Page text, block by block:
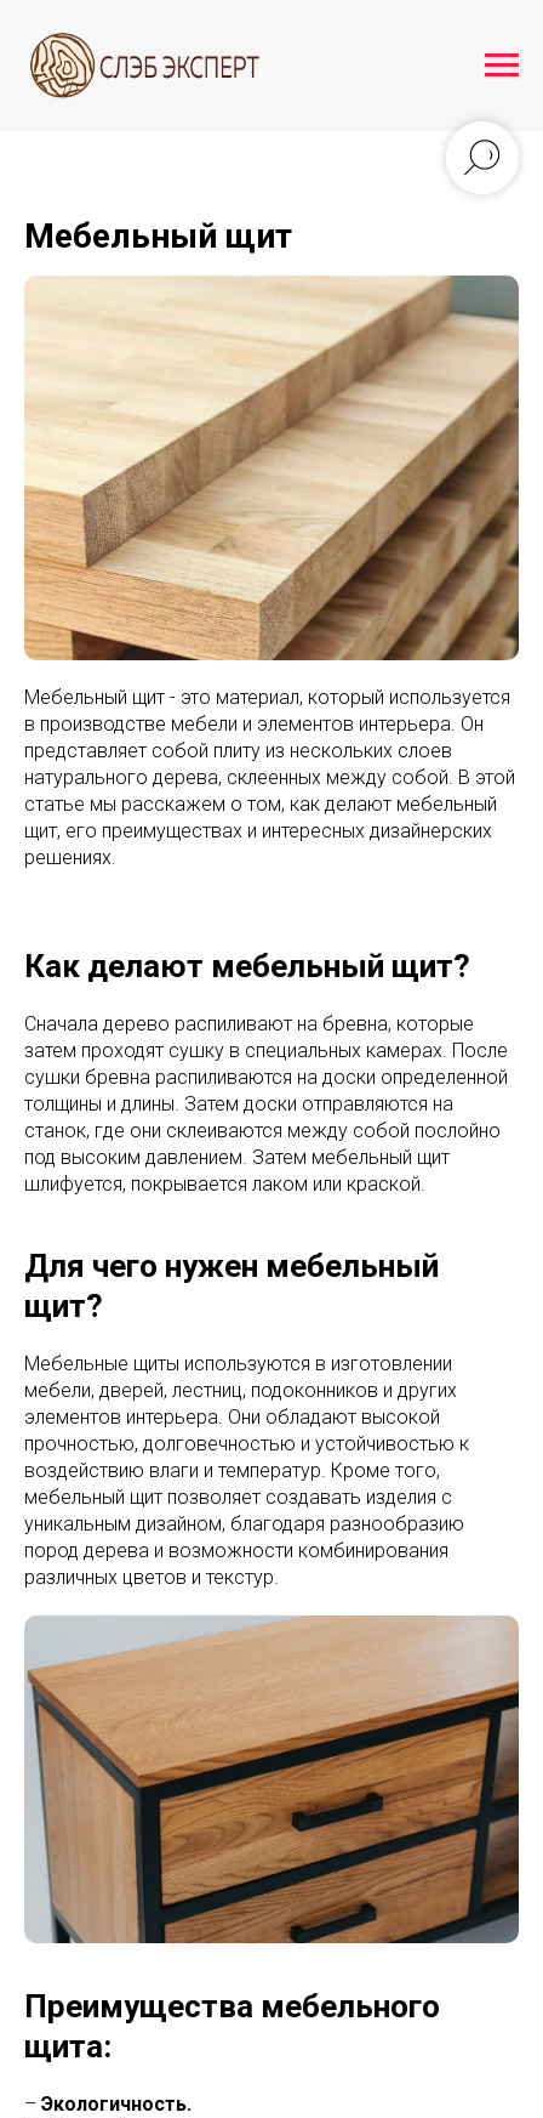
Мебельный щит
Мебельный щит - это материал, который используется
в производстве мебели и элементов интерьера. Он
представляет собой плиту из нескольких слоев
натурального дерева, склеенных между собой. В этой
статье мы расскажем о том, как делают мебельный
щит, его преимуществах и интересных дизайнерских
решениях.
Как делают мебельный щит?
Сначала дерево распиливают на бревна, которые
затем проходят сушку в специальных камерах. После
сушки бревна распиливаются на доски определенной
толщины и длины. Затем доски отправляются на
станок, где они склеиваются между собой послойно
под высоким давлением. Затем мебельный щит
шлифуется, покрывается лаком или краской.
Для чего нужен мебельный
щит?
Мебельные щиты используются в изготовлении
мебели, дверей, лестниц, подоконников и других
элементов интерьера. Они обладают высокой
прочностью, долговечностью и устойчивостью к
воздействию влаги и температур. Кроме того,
мебельный щит позволяет создавать изделия с
уникальным дизайном, благодаря разнообразию
пород дерева и возможности комбинирования
различных цветов и текстур.
Преимущества мебельного
щита:
– Экологичность.